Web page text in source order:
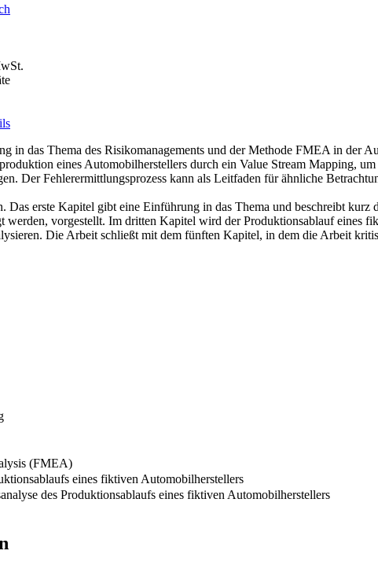
in das Thema des Risikomanagements und der Methode FMEA in der
eines Automobilherstellers durch ein Value Stream Mapping,
Der Fehlerermittlungsprozess kann als Leitfaden für ähnliche
Das erste Kapitel gibt eine Einführung in das Thema und beschreibt
werden, vorgestellt. Im dritten Kapitel wird der Produktionsablauf eines
Die Arbeit schließt mit dem fünften Kapitel, in dem die Arbeit
(FMEA)
eines fiktiven Automobilherstellers
des Produktionsablaufs eines fiktiven Automobilherstellers